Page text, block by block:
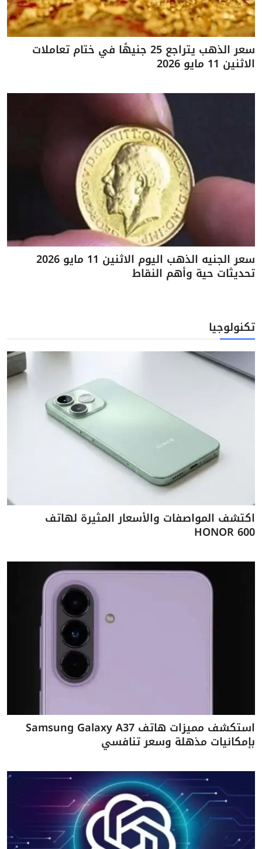
سعر الذهب يتراجع 25 جنيهًا في ختام تعاملات
الاثنين 11 مايو 2026
سعر الجنيه الذهب اليوم الاثنين 11 مايو 2026
تحديثات حية وأهم النقاط
تكنولوجيا
اكتشف المواصفات والأسعار المثيرة لهاتف
HONOR 600
استكشف مميزات هاتف Samsung Galaxy A37
بإمكانيات مذهلة وسعر تنافسي